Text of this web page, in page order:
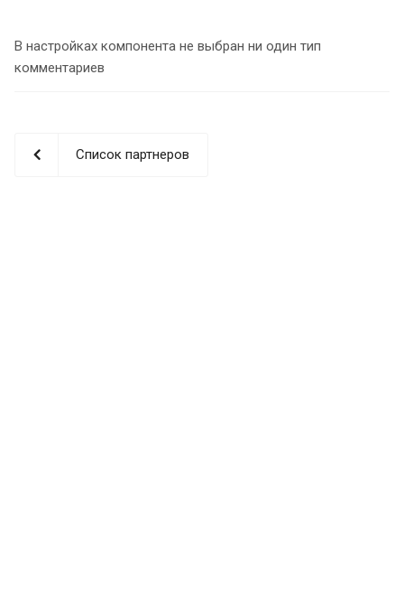
В настройках компонента не выбран ни один тип
комментариев
Список партнеров